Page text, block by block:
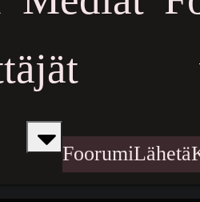
FoorumiLähetä